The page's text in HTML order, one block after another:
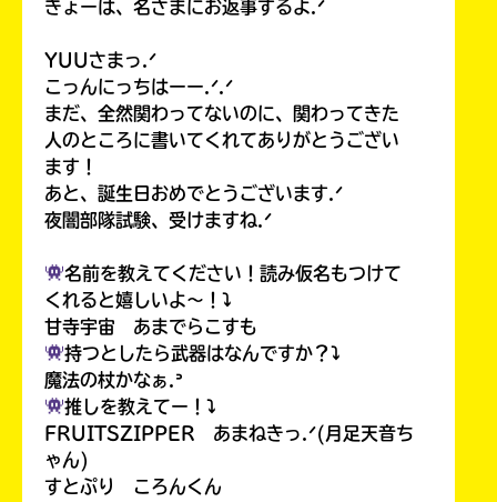
きょーは、名さまにお返事するよ.ᐟ
YUUさまっ.ᐟ
こっんにっちはーー.ᐟ.ᐟ
まだ、全然関わってないのに、関わってきた
人のところに書いてくれてありがとうござい
ます！
あと、誕生日おめでとうございます.ᐟ
夜闇部隊試験、受けますね.ᐟ
名前を教えてください！読み仮名もつけて
くれると嬉しいよ〜！⤵︎
甘寺宇宙 あまでらこすも
持つとしたら武器はなんですか？⤵︎
魔法の杖かなぁ.ᐣ
推しを教えてー！⤵︎
FRUITSZIPPER あまねきっ.ᐟ(月足天音ち
ゃん)
すとぷり ころんくん